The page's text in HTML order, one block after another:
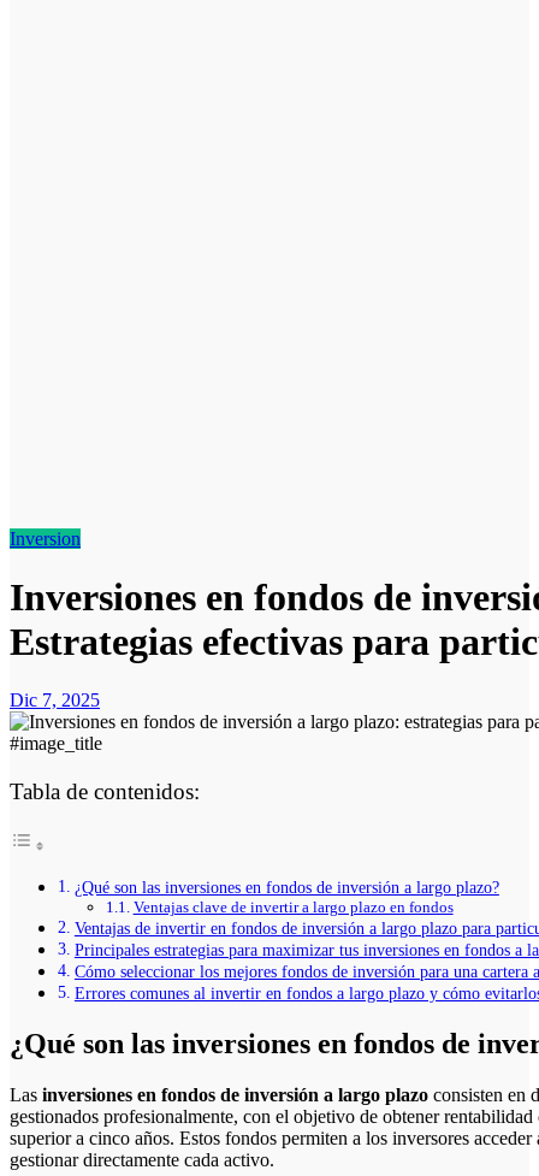
Inversion
Inversiones en fondos de
Estrategias efectivas para
Dic 7, 2025
#image_title
Tabla de contenidos:
¿Qué son las inversiones en fondos de inversión a largo plazo?
Ventajas clave de invertir a largo plazo en fondos
Ventajas de invertir en fondos de inversión a largo plazo para
Principales estrategias para maximizar tus inversiones en fondos a
Cómo seleccionar los mejores fondos de inversión para una cartera
Errores comunes al invertir en fondos a largo plazo y cómo
¿Qué son las inversiones en fondos de
Las inversiones en fondos de inversión a largo plazo consisten en
gestionados profesionalmente, con el objetivo de obtener
superior a cinco años. Estos fondos permiten a los inversores
gestionar directamente cada activo.